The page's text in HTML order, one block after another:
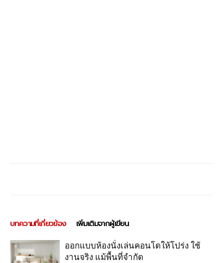
บทความที่เกี่ยวข้อง เพิ่มเติมจากผู้เขียน
ออกแบบห้องนั่งเล่นคอนโดให้โปร่ง ใช้
งานจริง แม้พื้นที่จำกัด